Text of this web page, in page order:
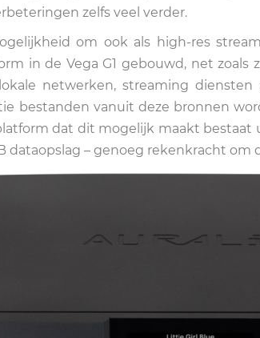
zelfs veel verder.
om ook als high-res
in de Vega G1 gebouwd, net zoals
netwerken, streaming diensten
bestanden vanuit deze bronnen
dat dit mogelijk maakt bestaat
dataopslag – genoeg rekenkracht om